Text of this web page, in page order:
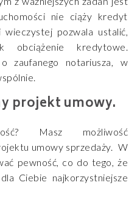
nie ciąży kredyt
wieczystej pozwala ustalić,
obciążenie kredytowe.
zaufanego notariusza, w
projekt umowy.
Masz możliwość
umowy sprzedaży. W
pewność, co do tego, że
Ciebie najkorzystniejsze